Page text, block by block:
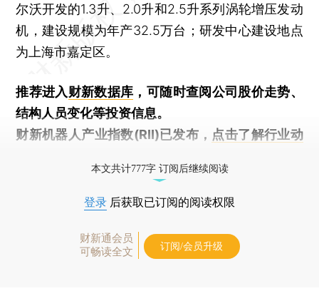
尔沃开发的1.3升、2.0升和2.5升系列涡轮增压发动
机，建设规模为年产32.5万台；研发中心建设地点
为上海市嘉定区。
推荐进入财新数据库 ，可随时查阅公司股价走势、
结构人员变化等投资信息。
财新机器人产业指数(RII)已发布， 点击了解行业动
本文共计777字 订阅后继续阅读
登录 后获取已订阅的阅读权限
财新通会员
可畅读全文
订阅/会员升级